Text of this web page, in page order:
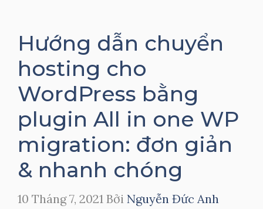
Hướng dẫn chuyển
hosting cho
WordPress bằng
plugin All in one WP
migration: đơn giản
& nhanh chóng
10 Tháng 7, 2021 Bởi Nguyễn Đức Anh